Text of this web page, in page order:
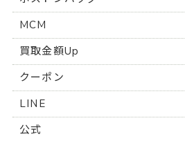
MCM
買取金額Up
クーポン
LINE
公式